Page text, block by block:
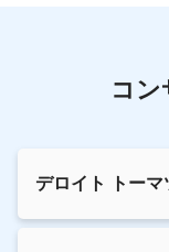
コン
デロイト トー